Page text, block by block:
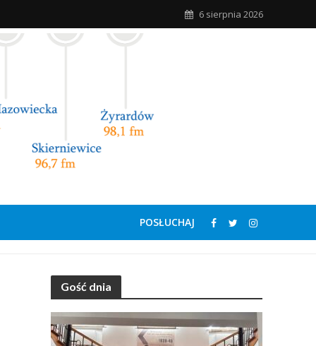
6 sierpnia 2026
POSŁUCHAJ
Gość dnia